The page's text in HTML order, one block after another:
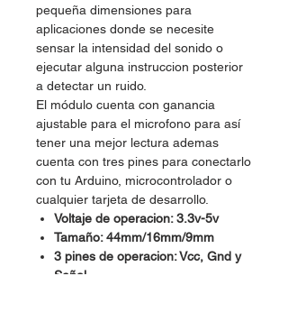
pequeña dimensiones para
aplicaciones donde se necesite
sensar la intensidad del sonido o
ejecutar alguna instruccion posterior
a detectar un ruido.
El módulo cuenta con ganancia
ajustable para el microfono para así
tener una mejor lectura ademas
cuenta con tres pines para conectarlo
con tu Arduino, microcontrolador o
cualquier tarjeta de desarrollo.
Voltaje de operacion: 3.3v-5v
Tamaño: 44mm/16mm/9mm
3 pines de operacion: Vcc, Gnd y
Señal.